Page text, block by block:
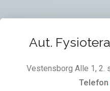
Aut.
Vestensborg Alle 1, 2.
Telefon